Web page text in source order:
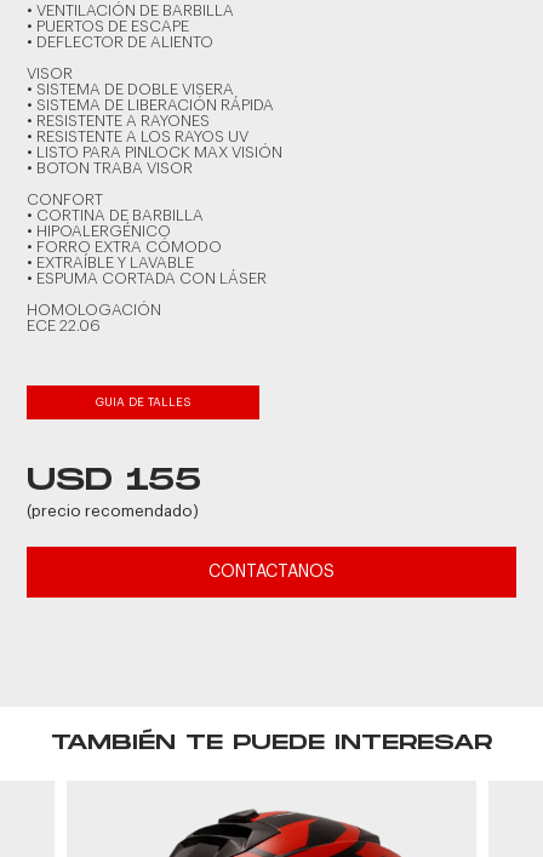
• VENTILACIÓN DE BARBILLA
• PUERTOS DE ESCAPE
• DEFLECTOR DE ALIENTO
VISOR
• SISTEMA DE DOBLE VISERA
• SISTEMA DE LIBERACIÓN RÁPIDA
• RESISTENTE A RAYONES
• RESISTENTE A LOS RAYOS UV
• LISTO PARA PINLOCK MAX VISIÓN
• BOTON TRABA VISOR
CONFORT
• CORTINA DE BARBILLA
• HIPOALERGÉNICO
• FORRO EXTRA CÓMODO
• EXTRAÍBLE Y LAVABLE
• ESPUMA CORTADA CON LÁSER
HOMOLOGACIÓN
ECE 22.06
GUIA DE TALLES
USD 155
(precio recomendado)
CONTACTANOS
TAMBIÉN TE PUEDE INTERESAR